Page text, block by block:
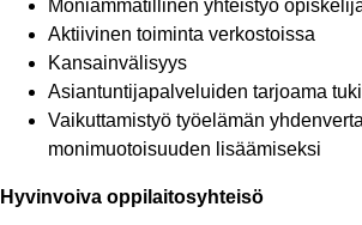
Moniammatillinen yhteistyö
Aktiivinen toiminta verkostoissa
Kansainvälisyys
Asiantuntijapalveluiden tarjoama tuki
Vaikuttamistyö työelämän
monimuotoisuuden lisäämiseksi
Hyvinvoiva oppilaitosyhteisö